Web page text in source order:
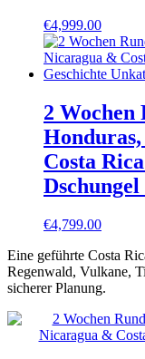
€4,999.00
2 Wochen
Costa
€4,799.00
Eine geführte Costa
Regenwald, Vulkane,
sicherer Planung.